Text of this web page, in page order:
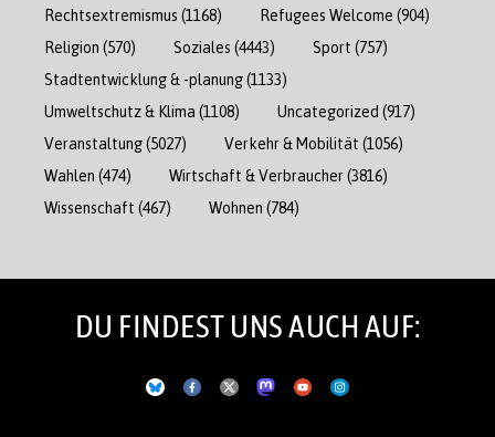
Rechtsextremismus (1168) Refugees Welcome (904)
Religion (570) Soziales (4443) Sport (757)
Stadtentwicklung & -planung(1133)
Umweltschutz & Klima (1108) Uncategorized (917)
Veranstaltung(5027) Verkehr & Mobilität (1056)
Wahlen (474) Wirtschaft & Verbraucher(3816)
Wissenschaft (467) Wohnen (784)
DU FINDEST UNS AUCH AUF: